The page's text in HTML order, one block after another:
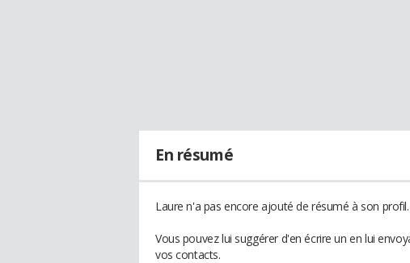
En résumé
Laure n'a pas encore ajouté de résumé à son profil.
Vous pouvez lui suggérer d'en écrire un en lui
vos contacts.